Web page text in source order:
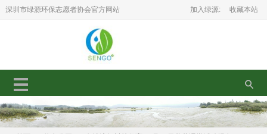
深圳市绿源环保志愿者协会官方网站 加入绿源: 收藏本站